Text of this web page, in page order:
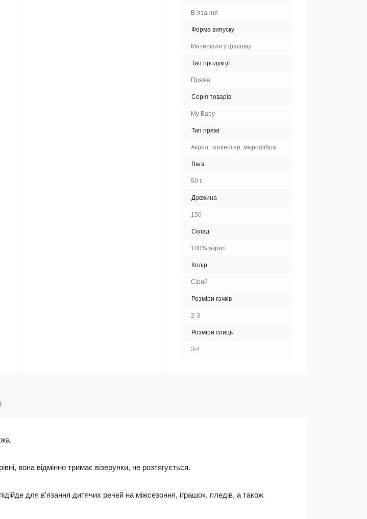
В`язання
Форма випуску
Матеріали у фасовці
Тип продукції
Пряжа
Серія товарів
My Baby
Тип пряжі
Акрил, поліестер, мікрофібра
Вага
50 г.
Довжина
150
Склад
100% акрил
Колір
Сірий
Розміри гачків
2-3
Розміри спиць
3-4
вона відмінно тримає візерунки, не розтягується.
для в'язання дитячих речей на міжсезоння, іграшок, пледів, а також